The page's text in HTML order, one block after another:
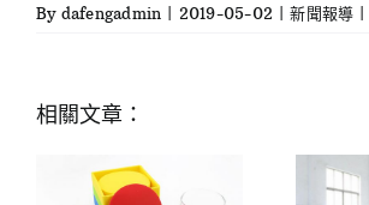
By dafengadmin 2019-05-02 新聞報導
相關文章：